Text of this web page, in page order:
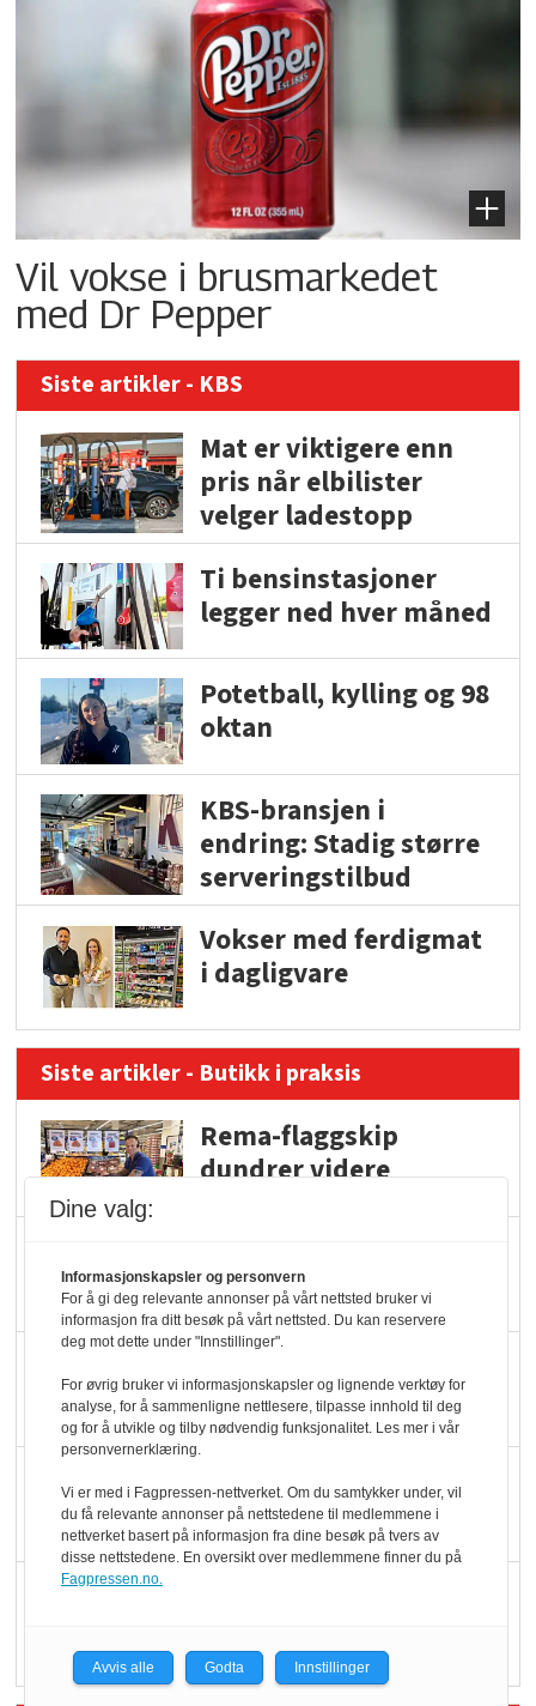
Vil vokse i brusmarkedet
med Dr Pepper
Siste artikler - KBS
Mat er viktigere enn
pris når elbilister
velger ladestopp
Ti bensinstasjoner
legger ned hver måned
Potetball, kylling og 98
oktan
KBS-bransjen i
endring: Stadig større
serveringstilbud
Vokser med ferdigmat
i dagligvare
Siste artikler - Butikk i praksis
Rema-flaggskip
dundrer videre
ølsalget
hyller
KI lager mat i butikken
Dine valg:
Informasjonskapsler og personvern
For å gi deg relevante annonser på vårt nettsted bruker vi
informasjon fra ditt besøk på vårt nettsted. Du kan reservere
deg mot dette under "Innstillinger".
For øvrig bruker vi informasjonskapsler og lignende verktøy for
analyse, for å sammenligne nettlesere, tilpasse innhold til deg
og for å utvikle og tilby nødvendig funksjonalitet. Les mer i vår
personvernerklæring.
Vi er med i Fagpressen-nettverket. Om du samtykker under, vil
du få relevante annonser på nettstedene til medlemmene i
nettverket basert på informasjon fra dine besøk på tvers av
disse nettstedene. En oversikt over medlemmene finner du på
Fagpressen.no.
Avvis alle Godta Innstillinger